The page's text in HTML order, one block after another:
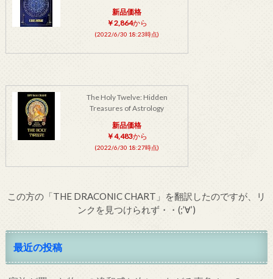
新品価格
￥2,864から
(2022/6/30 18:23時点)
The Holy Twelve: Hidden
Treasures of Astrology
新品価格
￥4,483から
(2022/6/30 18:27時点)
この方の「THE DRACONIC CHART」を翻訳したのですが、リ
ンクを見つけられず・・(;’∀’)
最近の投稿